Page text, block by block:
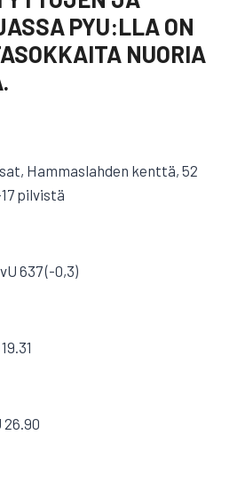
PYU:LLA ON
NUORIA
Hammaslahden kenttä, 52
pilvistä
637 (-0,3)
26.90